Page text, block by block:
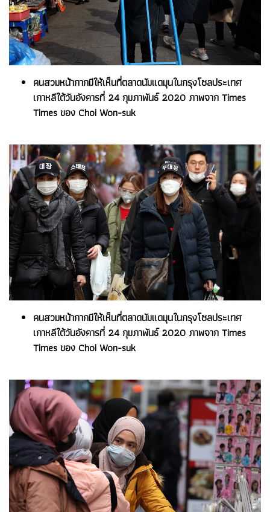
คนสวมหน้ากากมีให้เห็นที่ตลาดนัมแดมุนในกรุงโซลประเทศ
เกาหลีใต้วันอังคารที่ 24 กุมภาพันธ์ 2020 ภาพจาก Times
Times ของ Choi Won-suk
คนสวมหน้ากากมีให้เห็นที่ตลาดนัมแดมุนในกรุงโซลประเทศ
เกาหลีใต้วันอังคารที่ 24 กุมภาพันธ์ 2020 ภาพจาก Times
Times ของ Choi Won-suk